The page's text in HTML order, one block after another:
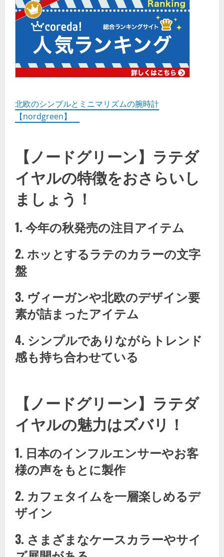
北欧のシンプルとミニマリズムの腕時計
【nordgreen】
【ノードグリーン】ラテダ
イヤルの特徴をおさらいし
ましょう！
1. 今年の秋発売の注目アイテム
2. ホッとするラテのカラーの文字
盤
3. ヴィーガンや北欧のデザイン要
素が詰まったアイテム
4. シンプルでありながらトレンド
感も持ち合わせている
​【ノードグリーン】​ラテダ
イヤルの魅力はズバリ！
1. 日本のインフルエンサーやお客
様の声をもとに製作
2. カフェタイムを一層楽しめるデ
ザイン
3. さまざまなケースカラーやサイ